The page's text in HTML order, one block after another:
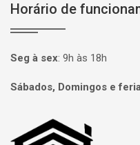
Horário de
Seg à sex: 9h às 18h
Sábados, Domingos e
Página inicial